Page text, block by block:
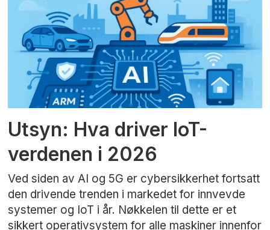
Utsyn: Hva driver IoT-
verdenen i 2026
Ved siden av AI og 5G er cybersikkerhet fortsatt
den drivende trenden i markedet for innvevde
systemer og IoT i år. Nøkkelen til dette er et
sikkert operativsystem for alle maskiner innenfor